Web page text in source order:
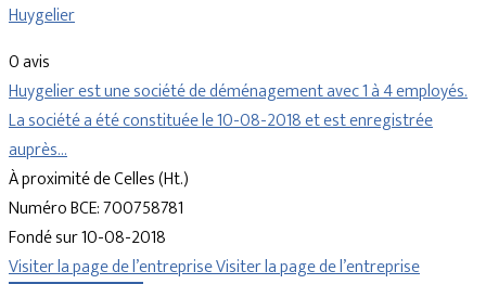
Huygelier
0 avis
Huygelier est une société de déménagement avec 1 à 4 employés.
La société a été constituée le 10-08-2018 et est enregistrée
auprès…
À proximité de Celles (Ht.)
Numéro BCE: 700758781
Fondé sur 10-08-2018
Visiter la page de l’entrepriseVisiter la page de l’entreprise